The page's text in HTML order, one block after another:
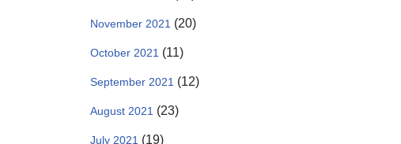
November 2021 (20)
October 2021 (11)
September 2021 (12)
August 2021 (23)
July 2021 (19)